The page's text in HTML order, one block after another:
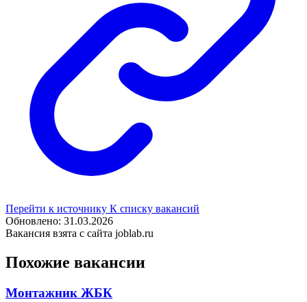
Перейти к источнику К списку вакансий
Обновлено: 31.03.2026
Вакансия взята с сайта joblab.ru
Похожие вакансии
Монтажник ЖБК